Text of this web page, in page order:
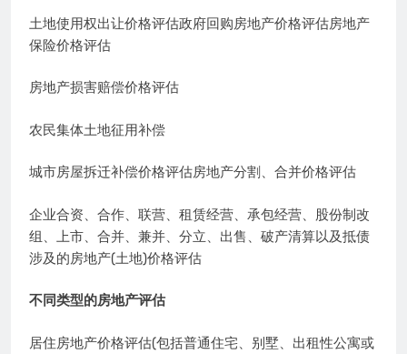
土地使用权出让价格评估政府回购房地产价格评估房地产
保险价格评估
房地产损害赔偿价格评估
农民集体土地征用补偿
城市房屋拆迁补偿价格评估房地产分割、合并价格评估
企业合资、合作、联营、租赁经营、承包经营、股份制改
组、上市、合并、兼并、分立、出售、破产清算以及抵债
涉及的房地产(土地)价格评估
不同类型的房地产评估
居住房地产价格评估(包括普通住宅、别墅、出租性公寓或